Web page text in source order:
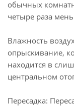
обычных
четыре раза
Влажность
опрыскивание,
находится в
центральном
Пересадка: